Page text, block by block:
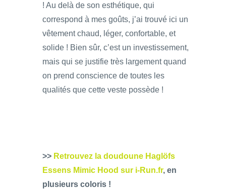
! Au delà de son esthétique, qui
correspond à mes goûts, j’ai trouvé ici un
vêtement chaud, léger, confortable, et
solide ! Bien sûr, c’est un investissement,
mais qui se justifie très largement quand
on prend conscience de toutes les
qualités que cette veste possède !
>> Retrouvez la doudoune Haglöfs
Essens Mimic Hood sur i-Run.fr, en
plusieurs coloris !